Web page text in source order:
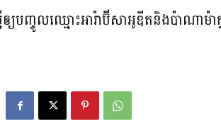
យ​បញ្ចូល​ឈ្មោះ​អារ៉ាប៊ីសាអូឌីត​និង​ប៉ាណាម៉